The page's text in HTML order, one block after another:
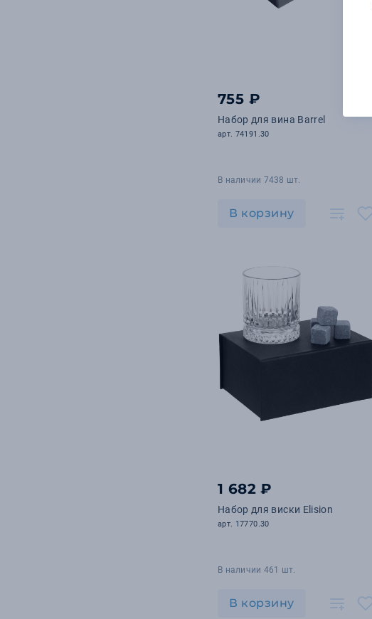
755 ₽
Набор для вина Barrel
арт. 74191.30
В наличии 7438 шт.
В корзину
1 682 ₽
Набор для виски Elision
арт. 17770.30
В наличии 461 шт.
В корзину